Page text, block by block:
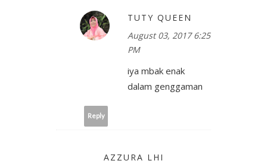
TUTY QUEEN
August 03, 2017 6:25
PM
iya mbak enak
dalam genggaman
Reply
AZZURA LHI